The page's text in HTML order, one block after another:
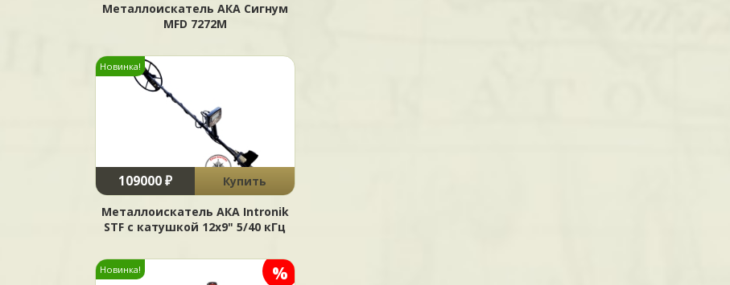
Металлоискатель АКА Сигнум
MFD 7272М
Новинка!
109000 ₽
Купить
Металлоискатель АКА Intronik
STF c катушкой 12x9" 5/40 кГц
%
Новинка!